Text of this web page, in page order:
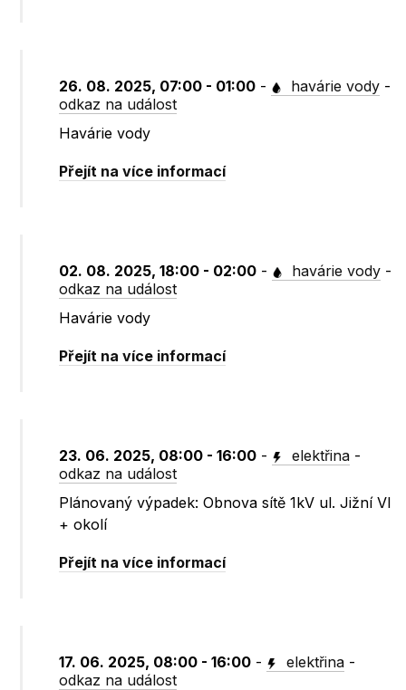
26. 08. 2025, 07:00 - 01:00 - havárie vody -
odkaz na událost
Havárie vody
Přejít na více informací
02. 08. 2025, 18:00 - 02:00 - havárie vody -
odkaz na událost
Havárie vody
Přejít na více informací
23. 06. 2025, 08:00 - 16:00 - elektřina -
odkaz na událost
Plánovaný výpadek: Obnova sítě 1kV ul. Jižní VI
+ okolí
Přejít na více informací
17. 06. 2025, 08:00 - 16:00 - elektřina -
odkaz na událost